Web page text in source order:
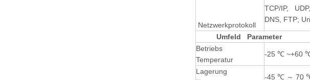
Netzwerkprotokoll
TCP/IP,
DNS, FTP;
Umfeld Parameter
Betriebs
Temperatur
-25 ℃ ~+60
Lagerung
-45 ℃ ～ 70